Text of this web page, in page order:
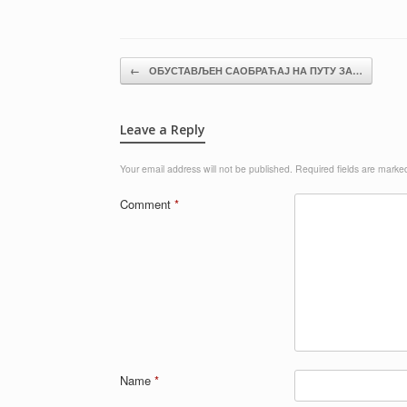
Post navigation
← ОБУСТАВЉЕН САОБРАЋАЈ НА ПУТУ ЗА…
Leave a Reply
Your email address will not be published. Required fields are
Comment *
Name *